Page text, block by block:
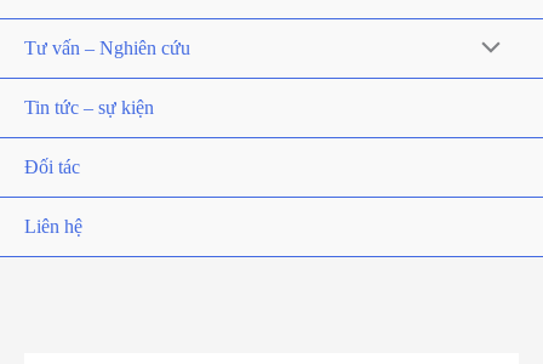
Tư vấn – Nghiên cứu
Tin tức – sự kiện
Đối tác
Liên hệ